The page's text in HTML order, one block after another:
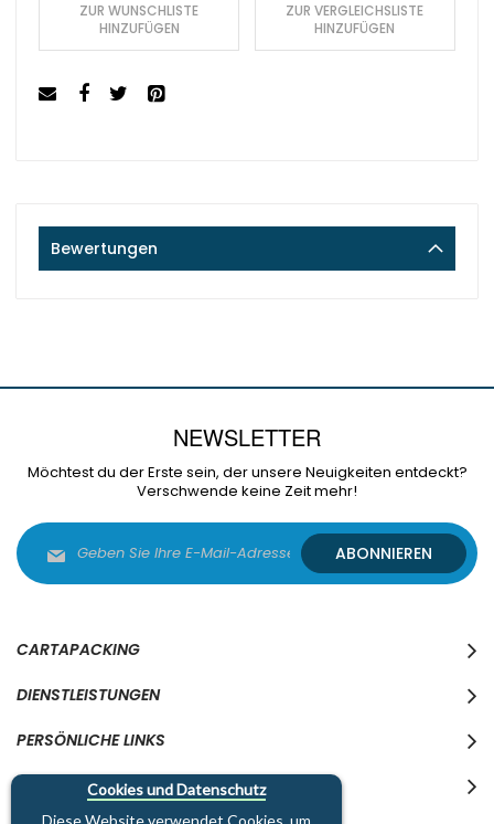
Cookies und Datenschutz
Diese Website verwendet Cookies, um
ZUR WUNSCHLISTE
HINZUFÜGEN
ZUR VERGLEICHSLISTE
HINZUFÜGEN
Bewertungen
NEWSLETTER
Möchtest du der Erste sein, der unsere Neuigkeiten entdeckt?
Verschwende keine Zeit mehr!
Sie
sich
ABONNIEREN
CARTAPACKING
DIENSTLEISTUNGEN
PERSÖNLICHE LINKS
WO WIR SIND